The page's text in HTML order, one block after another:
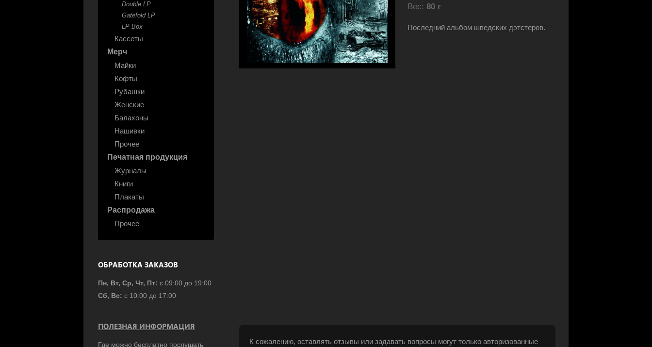
Double LP
Gatefold LP
LP Box
Кассеты
Мерч
Майки
Кофты
Рубашки
Женские
Балахоны
Нашивки
Прочее
Печатная продукция
Журналы
Книги
Плакаты
Распродажа
Прочее
ОБРАБОТКА ЗАКАЗОВ
Пн, Вт, Ср, Чт, Пт: с 09:00 до 19:00
Сб, Вс: с 10:00 до 17:00
ПОЛЕЗНАЯ ИНФОРМАЦИЯ
Где можно бесплатно послушать
Вес: 80 г
Последний альбом шведских дэтстеров.
К сожалению, оставлять отзывы или задавать вопросы могут только авторизованные